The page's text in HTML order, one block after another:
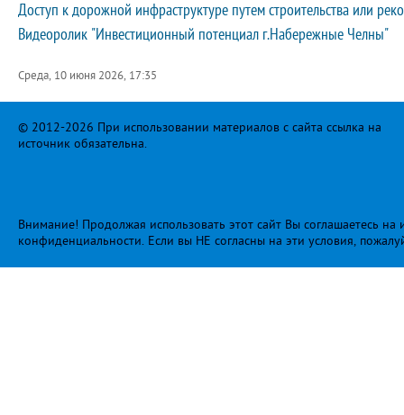
Доступ к дорожной инфраструктуре путем строительства или
Видеоролик "Инвестиционный потенциал г.Набережные Челны"
Среда, 10 июня 2026, 17:35
© 2012-2026 При использовании материалов с сайта ссылка на
источник обязательна.
Внимание! Продолжая использовать этот сайт Вы соглашаетесь
конфиденциальности. Если вы НЕ согласны на эти условия,